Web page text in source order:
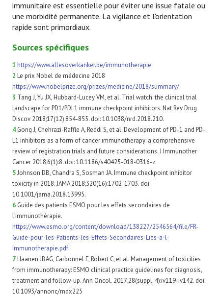
immunitaire est essentielle pour éviter une issue fatale ou
une morbidité permanente. La vigilance et l'orientation
rapide sont primordiaux.
Sources spécifiques
1 https://www.allesoverkanker.be/immunotherapie
2 Le prix Nobel de médecine 2018
https://www.nobelprize.org/prizes/medicine/2018/summary/
3 Tang J, Yu JX, Hubbard-Lucey VM, et al. Trial watch: the clinical trial
landscape for PD1/PDL1 immune checkpoint inhibitors. Nat Rev Drug
Discov 2018;17(12):854-855. doi: 10.1038/nrd.2018.210.
4Gong J, Chehrazi-Raffle A, Reddi S, et al. Development of PD-1 and PD-
L1 inhibitors as a form of cancer immunotherapy: a comprehensive
review of registration trials and future considerations. J Immunother
Cancer 2018;6(1):8. doi: 10.1186/s40425-018-0316-z.
5Johnson DB, Chandra S, Sosman JA. Immune checkpoint inhibitor
toxicity in 2018. JAMA 2018;320(16):1702-1703. doi:
10.1001/jama.2018.13995.
6 Guide des patients ESMO pour les effets secondaires de
l’immunothérapie.
https://www.esmo.org/content/download/138227/2546564/file/FR-
Guide-pour-les-Patients-les-Effets-Secondaires-Lies-a-l-
Immunotherapie.pdf
7Haanen JBAG, Carbonnel F, Robert C, et al. Management of toxicities
from immunotherapy: ESMO clinical practice guidelines for diagnosis,
treatment and follow-up. Ann Oncol. 2017;28(suppl_4):iv119-iv142. doi:
10.1093/annonc/mdx225